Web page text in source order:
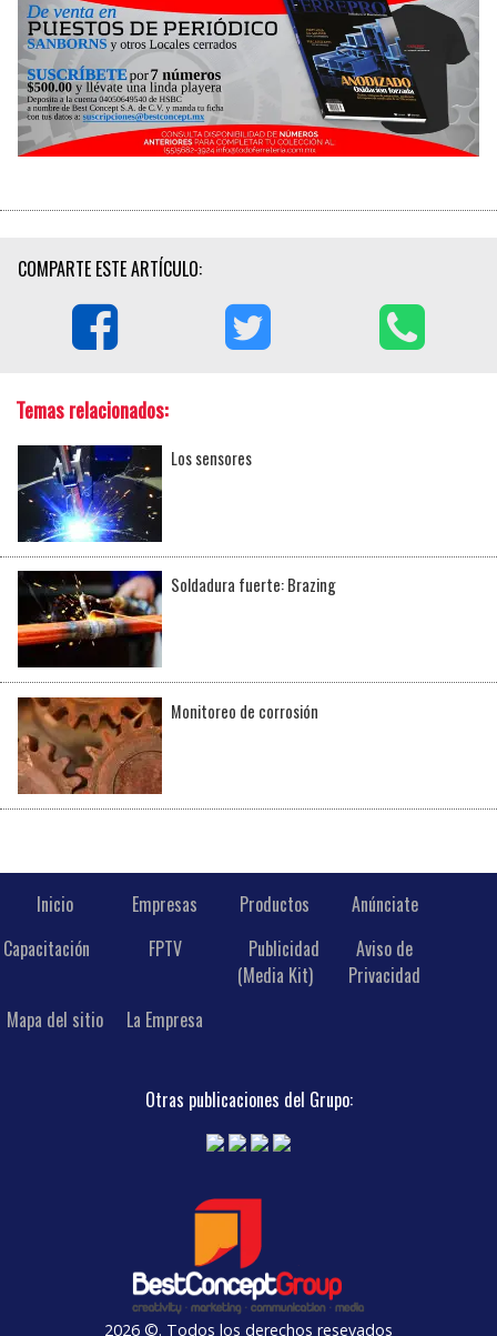
COMPARTE ESTE ARTÍCULO:
Temas relacionados:
Los sensores
Soldadura fuerte: Brazing
Monitoreo de corrosión
Inicio Empresas Productos
Anúnciate
Capacitación
FPTV
Publicidad
(Media Kit)
Aviso de
Privacidad
Mapa del sitio
La Empresa
Otras publicaciones del Grupo:
2026 ©. Todos los derechos resevados